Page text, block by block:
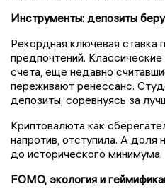
Инструменты: депозиты
Рекордная ключевая ставка
предпочтений.
счета, еще недавно
переживают ренессанс.
депозиты, соревнуясь за
Криптовалюта как
напротив, отступила. А доля
до исторического минимума.
FOMO, экология и